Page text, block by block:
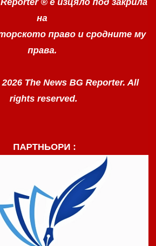
® е изцяло под закрила
на
право и сродните му
права.
The News BG Reporter. All
rights reserved.
ПАРТНЬОРИ :